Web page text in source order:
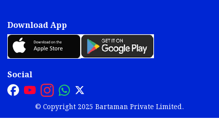
Download App
Social
© Copyright 2025 Bartaman Private Limited.